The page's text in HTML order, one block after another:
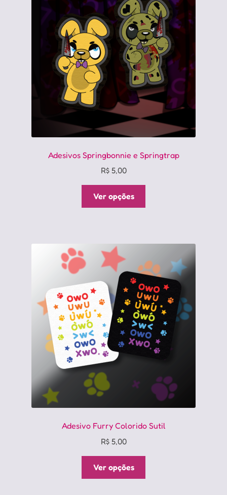
Adesivos Springbonnie e Springtrap
R$5,00
Ver opções
variantes.
opções
podem
ser
escolhidas
na
página
do
produto
Adesivo Furry Colorido Sutil
R$5,00
Ver opções